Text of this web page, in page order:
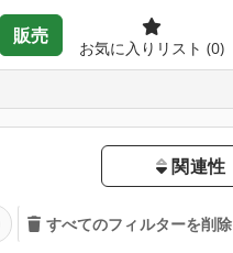
販売
お気に入りリスト (0)
関連性
すべてのフィルターを削除